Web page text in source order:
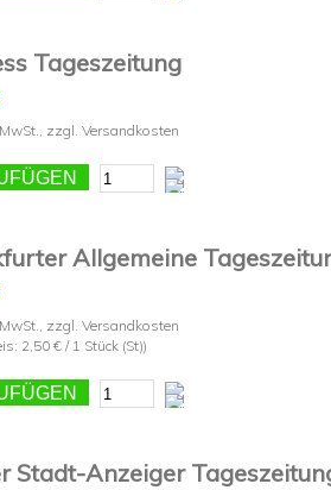
Tageszeitung
, zzgl. Versandkosten
Allgemeine
, zzgl. Versandkosten
2,50 €/ 1 Stück (St))
Stadt-Anzeiger